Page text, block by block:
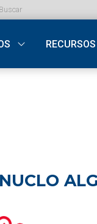
RECURSOS